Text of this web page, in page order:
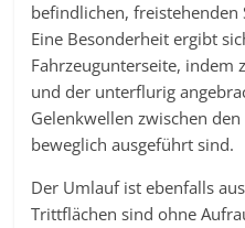
befindlichen,
Eine Besonderheit ergibt
Fahrzeugunterseite, indem
und der unterflurig
Gelenkwellen zwischen
beweglich ausgeführt sind.
Der Umlauf ist ebenfalls
Trittflächen sind ohne